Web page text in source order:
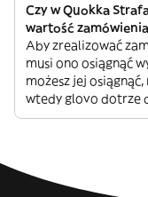
Czy w Quokka
wartość
Aby zrealizować
musi ono osiągnąć
możesz jej
wtedy glovo dotrze